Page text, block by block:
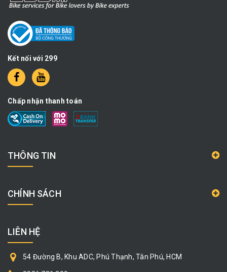
Kết nối với 299
Chấp nhận thanh toán
THÔNG TIN
CHÍNH SÁCH
LIÊN HỆ
54 Đường B, Khu ADC, Phú Thạnh, Tân Phú, HCM